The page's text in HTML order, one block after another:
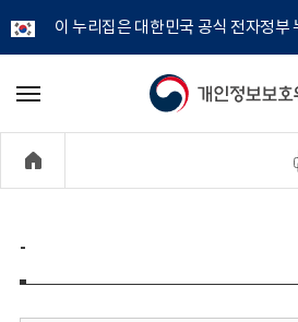
이 누리집은 대한민국 공식 전자정부
개
정
보
메
기
-